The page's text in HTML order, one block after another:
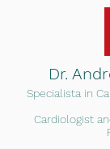
Dr.
Specialista in
Cardiologist